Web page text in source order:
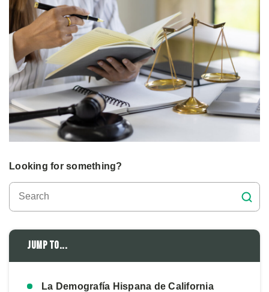
Looking for something?
Jump to...
La Demografía Hispana de California